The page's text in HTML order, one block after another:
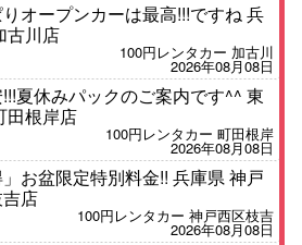
オープンカーは最高!!!ですね 兵
古川店
100円レンタカー 加古川
2026年08月08日
夏休みパックのご案内です^^ 東
田根岸店
100円レンタカー 町田根岸
2026年08月08日
」お盆限定特別料金!! 兵庫県 神戸
店
100円レンタカー 神戸西区枝吉
2026年08月08日